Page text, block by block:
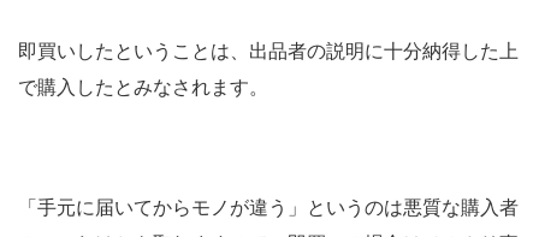
即買いしたということは、出品者の説明に十分納得した上
で購入したとみなされます。
「手元に届いてからモノが違う」というのは悪質な購入者